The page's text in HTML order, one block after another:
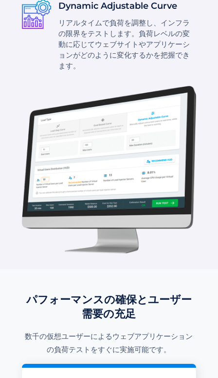
Dynamic Adjustable Curve
リアルタイムで負荷を調整し、インフラ
の限界をテストします。負荷レベルの変
動に応じてウェブサイトやアプリケーシ
ョンがどのように変化するかを把握でき
ます。
パフォーマンスの確保とユーザー
需要の充足
数千の仮想ユーザーによるウェブアプリケーション
の負荷テストをすぐに実施可能です。